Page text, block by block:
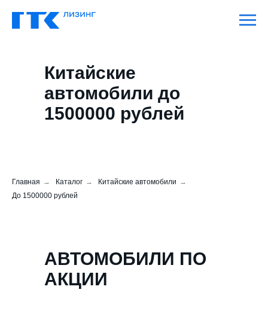
Китайские
автомобили до
1500000 рублей
Главная → Каталог → Китайские автомобили →
До 1500000 рублей
АВТОМОБИЛИ ПО
АКЦИИ